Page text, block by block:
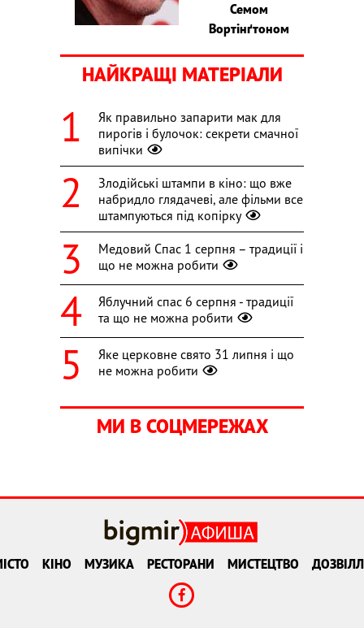
Семом
Вортінґтоном
НАЙКРАЩІ МАТЕРІАЛИ
Як правильно запарити мак для
пирогів і булочок: секрети смачної
випічки
Злодійські штампи в кіно: що вже
набридло глядачеві, але фільми все
штампуються під копірку
Медовий Спас 1 серпня – традиції і
що не можна робити
Яблучний спас 6 серпня - традиції
та що не можна робити
Яке церковне свято 31 липня і що
не можна робити
МИ В СОЦМЕРЕЖАХ
КІНО МУЗИКА РЕСТОРАНИ МИСТЕЦТВО